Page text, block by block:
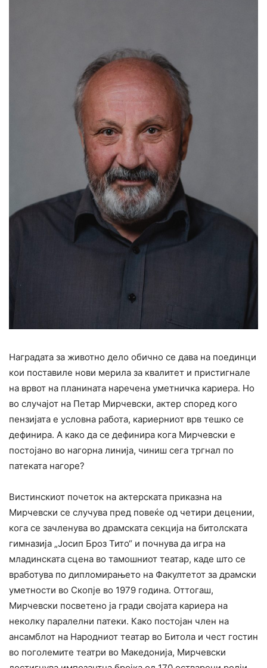
Наградата за животно дело обично се дава на поединци
кои поставиле нови мерила за квалитет и пристигнале
на врвот на планината наречена уметничка кариера. Но
во случајот на Петар Мирчевски, актер според кого
пензијата е условна работа, кариерниот врв тешко се
дефинира. А како да се дефинира кога Мирчевски е
постојано во нагорна линија, чиниш сега тргнал по
патеката нагоре?
Вистинскиот почеток на актерската приказна на
Мирчевски се случува пред повеќе од четири децении,
кога се зачленува во драмската секција на битолската
гимназија „Јосип Броз Тито“ и почнува да игра на
младинската сцена во тамошниот театар, каде што се
вработува по дипломирањето на Факултетот за драмски
уметности во Скопје во 1979 година. Оттогаш,
Мирчевски посветено ја гради својата кариера на
неколку паралелни патеки. Како постојан член на
ансамблот на Народниот театар во Битола и чест гостин
во поголемите театри во Македонија, Мирчевски